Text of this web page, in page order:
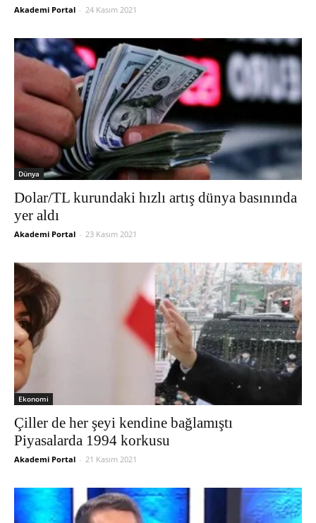
Akademi Portal - 24 Kasım 2021
Dünya
Dolar/TL kurundaki hızlı artış dünya basınında
yer aldı
Akademi Portal - 23 Kasım 2021
Ekonomi
Çiller de her şeyi kendine bağlamıştı
Piyasalarda 1994 korkusu
Akademi Portal - 21 Kasım 2021